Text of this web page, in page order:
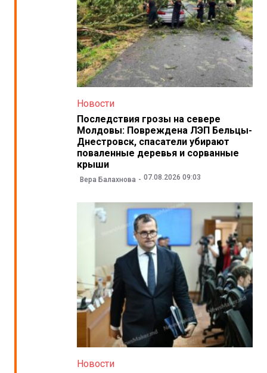
Новости
Последствия грозы на севере
Молдовы: Повреждена ЛЭП Бельцы-
Днестровск, спасатели убирают
поваленные деревья и сорванные
крыши
Вера Балахнова 07.08.2026 09:03
Новости